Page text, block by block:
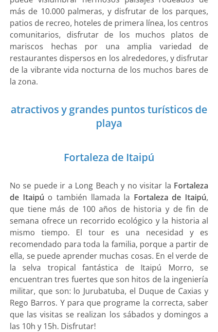
más de 10.000 palmeras, y disfrutar de los parques,
patios de recreo, hoteles de primera línea, los centros
comunitarios, disfrutar de los muchos platos de
mariscos hechas por una amplia variedad de
restaurantes dispersos en los alrededores, y disfrutar
de la vibrante vida nocturna de los muchos bares de
la zona.
atractivos y grandes puntos turísticos de
playa
Fortaleza de Itaipú
No se puede ir a Long Beach y no visitar la Fortaleza
de Itaipú o también llamada la Fortaleza de Itaipú,
que tiene más de 100 años de historia y de fin de
semana ofrece un recorrido ecológico y la historia al
mismo tiempo. El tour es una necesidad y es
recomendado para toda la familia, porque a partir de
ella, se puede aprender muchas cosas. En el verde de
la selva tropical fantástica de Itaipú Morro, se
encuentran tres fuertes que son hitos de la ingeniería
militar, que son: lo Jurubatuba, el Duque de Caxias y
Rego Barros. Y para que programe la correcta, saber
que las visitas se realizan los sábados y domingos a
las 10h y 15h. Disfrutar!